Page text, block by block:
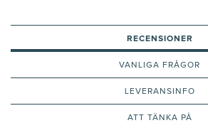
RECENSIONER
VANLIGA FRÅGOR
LEVERANSINFO
ATT TÄNKA PÅ